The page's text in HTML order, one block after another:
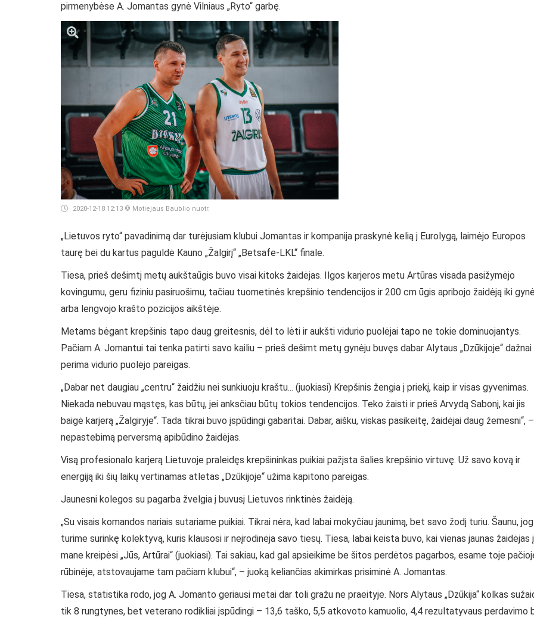
pirmenybėse A. Jomantas gynė Vilniaus „Ryto“ garbę.
2020-12-18 12:13 © Motiejaus Baublio nuotr.
„Lietuvos ryto“ pavadinimą dar turėjusiam klubui Jomantas ir kompanija praskynė kelią į Eurolygą, laimėjo Europos
taurę bei du kartus paguldė Kauno „Žalgirį“ „Betsafe-LKL“ finale.
Tiesa, prieš dešimtį metų aukštaūgis buvo visai kitoks žaidėjas. Ilgos karjeros metu Artūras visada pasižymėjo
kovingumu, geru fiziniu pasiruošimu, tačiau tuometinės krepšinio tendencijos ir 200 cm ūgis apribojo žaidėją iki
arba lengvojo krašto pozicijos aikštėje.
Metams bėgant krepšinis tapo daug greitesnis, dėl to lėti ir aukšti vidurio puolėjai tapo ne tokie dominuojantys.
Pačiam A. Jomantui tai tenka patirti savo kailiu – prieš dešimt metų gynėju buvęs dabar Alytaus „Dzūkijoje“ dažnai
perima vidurio puolėjo pareigas.
„Dabar net daugiau „centru“ žaidžiu nei sunkiuoju kraštu... (juokiasi) Krepšinis žengia į priekį, kaip ir visas gyvenimas.
Niekada nebuvau mąstęs, kas būtų, jei anksčiau būtų tokios tendencijos. Teko žaisti ir prieš Arvydą Sabonį, kai jis
baigė karjerą „Žalgiryje“. Tada tikrai buvo įspūdingi gabaritai. Dabar, aišku, viskas pasikeitę, žaidėjai daug žemesni“, –
nepastebimą perversmą apibūdino žaidėjas.
Visą profesionalo karjerą Lietuvoje praleidęs krepšininkas puikiai pažįsta šalies krepšinio virtuvę. Už savo kovą ir
energiją iki šių laikų vertinamas atletas „Dzūkijoje“ užima kapitono pareigas.
Jaunesni kolegos su pagarba žvelgia į buvusį Lietuvos rinktinės žaidėją.
„Su visais komandos nariais sutariame puikiai. Tikrai nėra, kad labai mokyčiau jaunimą, bet savo žodį turiu. Šaunu, jog
turime surinkę kolektyvą, kuris klausosi ir neįrodinėja savo tiesų. Tiesa, labai keista buvo, kai vienas jaunas žaidėjas į
mane kreipėsi „Jūs, Artūrai“ (juokiasi). Tai sakiau, kad gal apsieikime be šitos perdėtos pagarbos, esame toje
rūbinėje, atstovaujame tam pačiam klubui“, – juoką keliančias akimirkas prisiminė A. Jomantas.
Tiesa, statistika rodo, jog A. Jomanto geriausi metai dar toli gražu ne praeityje. Nors Alytaus „Dzūkija“ kolkas
tik 8 rungtynes, bet veterano rodikliai įspūdingi – 13,6 taško, 5,5 atkovoto kamuolio, 4,4 rezultatyvaus perdavimo